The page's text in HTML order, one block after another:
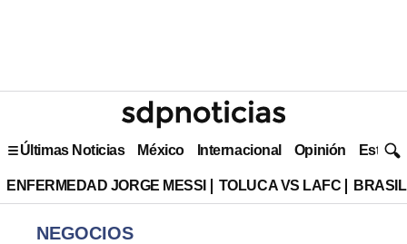
Últimas Noticias México Internacional Opinión Estilo
ENFERMEDAD JORGE MESSI TOLUCA VS LAFC
NEGOCIOS